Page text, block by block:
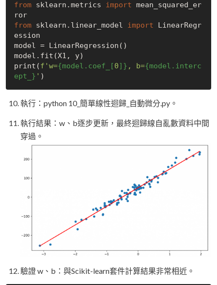
from sklearn.metrics import mean_squared_er
ror
from sklearn.linear_model import LinearRegr
ession
model = LinearRegression()
model.fit(X1, y)
print(f'w={model.coef_[0]} , b={model.interc
ept_} '
執行：python 10_簡單線性迴歸_自動微分.py。
執行結果：w、b逐步更新，最終迴歸線自亂數資料中間
穿過。
驗證 w、b：與Scikit-learn套件計算結果非常相近。